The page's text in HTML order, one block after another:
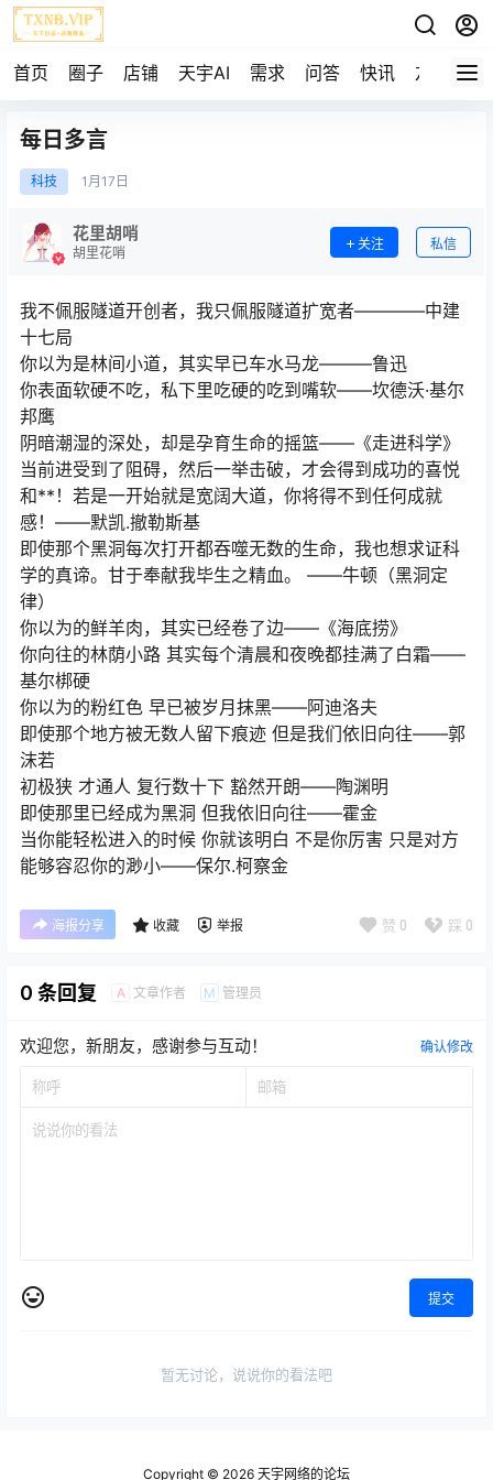
首页 圈子 店铺 天宇AI 需求 问答 快讯 友链
每日多言
科技 1月 17日
花里胡哨
胡里花哨
关注 私信
我不佩服隧道开创者，我只佩服隧道扩宽者————中建
十七局
你以为是林间小道，其实早已车水马龙———鲁迅
你表面软硬不吃，私下里吃硬的吃到嘴软——坎德沃·基尔
邦鹰
阴暗潮湿的深处，却是孕育生命的摇篮——《走进科学》
当前进受到了阻碍，然后一举击破，才会得到成功的喜悦
和**！若是一开始就是宽阔大道，你将得不到任何成就
感！——默凯.撤勒斯基
即使那个黑洞每次打开都吞噬无数的生命，我也想求证科
学的真谛。甘于奉献我毕生之精血。 ——牛顿（黑洞定
律）
你以为的鲜羊肉，其实已经卷了边——《海底捞》
你向往的林荫小路 其实每个清晨和夜晚都挂满了白霜——
基尔梆硬
你以为的粉红色 早已被岁月抹黑——阿迪洛夫
即使那个地方被无数人留下痕迹 但是我们依旧向往——郭
沫若
初极狭 才通人 复行数十下 豁然开朗——陶渊明
即使那里已经成为黑洞 但我依旧向往——霍金
当你能轻松进入的时候 你就该明白 不是你厉害 只是对方
能够容忍你的渺小——保尔.柯察金
海报分享 收藏 举报 赞 0 踩 0
0 条回复 A 文章作者 M 管理员
欢迎您，新朋友，感谢参与互动！ 确认修改
提交
暂无讨论，说说你的看法吧
Copyright © 2026 天宇网络的论坛